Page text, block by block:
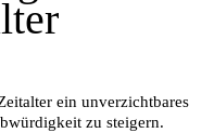
ein unverzichtbares
zu steigern.